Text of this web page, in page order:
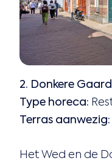
2. Donkere Gaard
Type horeca:
Terras aanwezig:
Het Wed en de